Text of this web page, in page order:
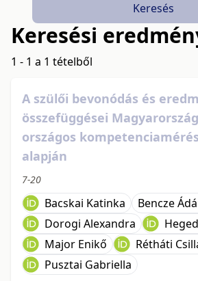
Keresés
Keresési
1 - 1 a 1 tételből
A szülői bevonódás és
összefüggései
országos
alapján
7-20
Bacskai Katinka
Bencze
Dorogi Alexandra
Major Enikő
Rétháti
Pusztai Gabriella